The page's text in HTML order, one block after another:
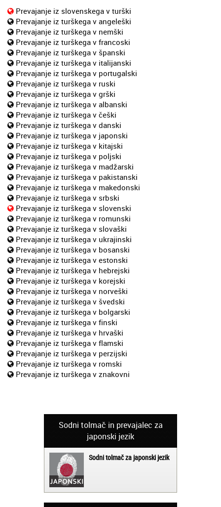
Prevajanje iz slovenskega v turški
Prevajanje iz turškega v angeleški
Prevajanje iz turškega v nemški
Prevajanje iz turškega v francoski
Prevajanje iz turškega v španski
Prevajanje iz turškega v italijanski
Prevajanje iz turškega v portugalski
Prevajanje iz turškega v ruski
Prevajanje iz turškega v grški
Prevajanje iz turškega v albanski
Prevajanje iz turškega v češki
Prevajanje iz turškega v danski
Prevajanje iz turškega v japonski
Prevajanje iz turškega v kitajski
Prevajanje iz turškega v poljski
Prevajanje iz turškega v madžarski
Prevajanje iz turškega v pakistanski
Prevajanje iz turškega v makedonski
Prevajanje iz turškega v srbski
Prevajanje iz turškega v slovenski
Prevajanje iz turškega v romunski
Prevajanje iz turškega v slovaški
Prevajanje iz turškega v ukrajinski
Prevajanje iz turškega v bosanski
Prevajanje iz turškega v estonski
Prevajanje iz turškega v hebrejski
Prevajanje iz turškega v korejski
Prevajanje iz turškega v norveški
Prevajanje iz turškega v švedski
Prevajanje iz turškega v bolgarski
Prevajanje iz turškega v finski
Prevajanje iz turškega v hrvaški
Prevajanje iz turškega v flamski
Prevajanje iz turškega v perzijski
Prevajanje iz turškega v romski
Prevajanje iz turškega v znakovni
Sodni tolmač in prevajalec za
japonski jezik
Sodni tolmač za japonski jezik